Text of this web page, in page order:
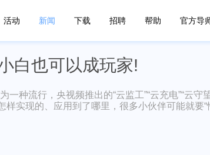
活动 新闻 下载 招聘 帮助 官方导
白也可以成玩家!
一种流行，央视频推出的“云监工”“云充电”“云守
实现的、应用到了哪里，很多小伙伴可能就要“